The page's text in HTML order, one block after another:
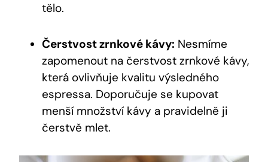
tělo.
Čerstvost zrnkové kávy: Nesmíme
zapomenout na čerstvost zrnkové kávy,
která ovlivňuje kvalitu výsledného
espressa. Doporučuje se kupovat
menší množství kávy a pravidelně ji
čerstvě mlet.